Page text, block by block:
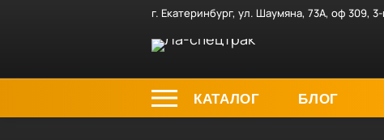
г. Екатеринбург, ул. Шаумяна, 73А, оф 309,
КАТАЛОГ БЛОГ